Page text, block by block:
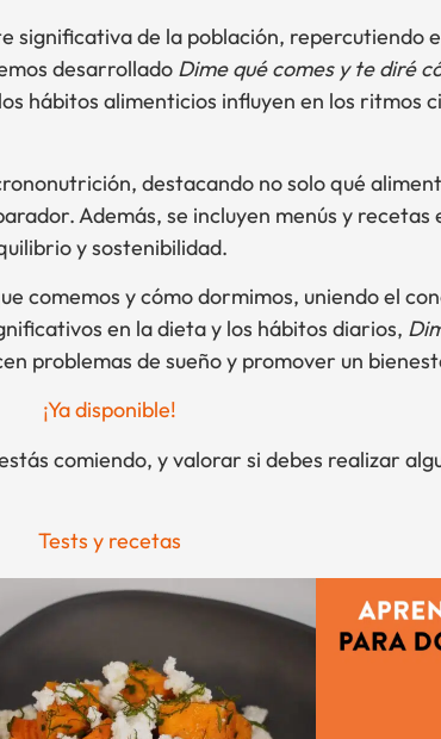
significativa de la población, repercutiendo
desarrollado Dime qué comes y te diré
hábitos alimenticios influyen en los ritmos
destacando no solo qué
Además, se incluyen menús y
y sostenibilidad.
comemos y cómo dormimos, uniendo el
en la dieta y los hábitos diarios,
problemas de sueño y promover un
¡Ya disponible!
comiendo, y valorar si debes realizar
Tests y recetas